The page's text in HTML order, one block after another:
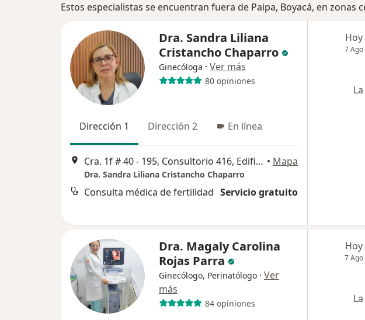
Estos especialistas se encuentran fuera de Paipa, Boyacá, en zonas
Dra. Sandra Liliana
Cristancho Chaparro
Ginecóloga · Ver más
80 opiniones
Dirección 1 Dirección 2 En línea
Cra. 1f # 40 - 195, Consultorio 416, Edificio Enterprise, Tunja • Mapa
Dra. Sandra Liliana Cristancho Chaparro
Consulta médica de fertilidad Servicio gratuito
Hoy
7 Ago
Dra. Magaly Carolina
Rojas Parra
Ginecólogo, Perinatólogo · Ver
más
84 opiniones
Hoy
7 Ago